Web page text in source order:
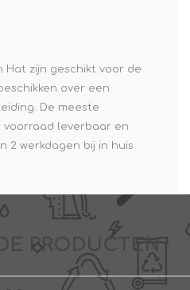
Hat zijn geschikt voor de
over een
De meeste
leverbaar en
2 werkdagen bij in huis
PRODUCTEN